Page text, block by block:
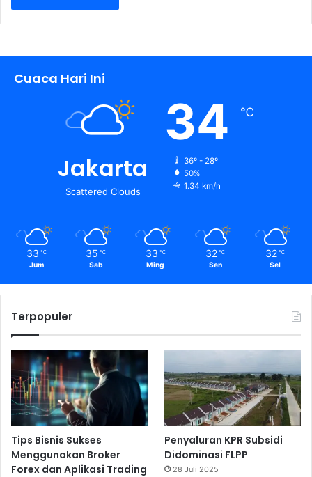
Cuaca Hari Ini
Jakarta
Scattered Clouds
34 ℃
36º - 28º
50%
1.34 km/h
33 ℃
Jum
35 ℃
Sab
33 ℃
Ming
32 ℃
Sen
32 ℃
Sel
Terpopuler
Tips Bisnis Sukses
Menggunakan Broker
Forex dan Aplikasi Trading
Penyaluran KPR Subsidi
Didominasi FLPP
28 Juli 2025